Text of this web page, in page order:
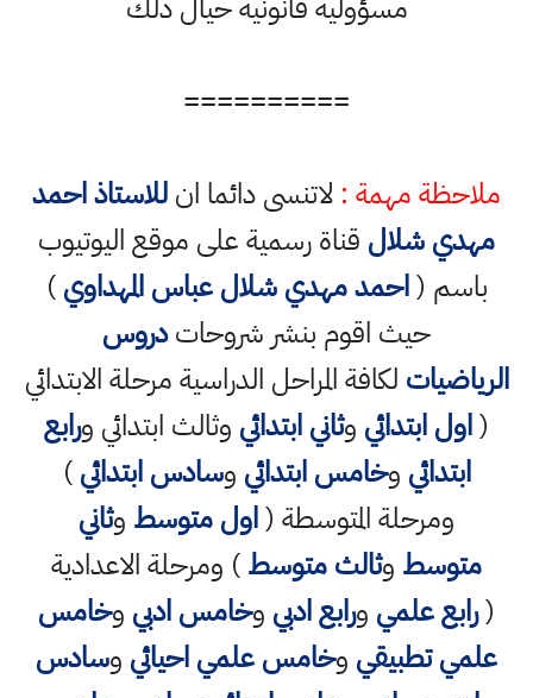
==========
ملاحظة مهمة : لاتنسى دائما انللاستاذ احمد
مهدي شلال قناة رسمية على موقع اليوتيوب
باسم (احمد مهدي شلال عباس المهداوي)
حيث اقوم بنشر شروحاتدروس
الرياضيات لكافة المراحل الدراسية مرحلة الابتدائي
(اول ابتدائي وثاني ابتدائي وثالث ابتدائي ورابع
ابتدائي وخامس ابتدائي وسادس ابتدائي)
ومرحلة المتوسطة (اول متوسط وثاني
متوسط وثالث متوسط) ومرحلة الاعدادية
(رابع علمي ورابع ادبي وخامس ادبي وخامس
علمي تطبيقي وخامس علمي احيائي وسادس